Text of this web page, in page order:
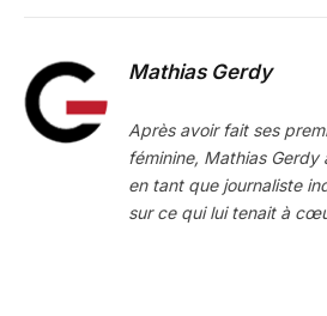
Mathias Gerdy
Après avoir fait ses
féminine, Mathias
en tant que journaliste
sur ce qui lui tenait à